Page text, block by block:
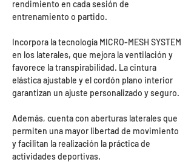
rendimiento en cada sesión de
entrenamiento o partido.
Incorpora la tecnología MICRO-MESH SYSTEM
en los laterales, que mejora la ventilación y
favorece la transpirabilidad. La cintura
elástica ajustable y el cordón plano interior
garantizan un ajuste personalizado y seguro.
Además, cuenta con aberturas laterales que
permiten una mayor libertad de movimiento
y facilitan la realización la práctica de
actividades deportivas.